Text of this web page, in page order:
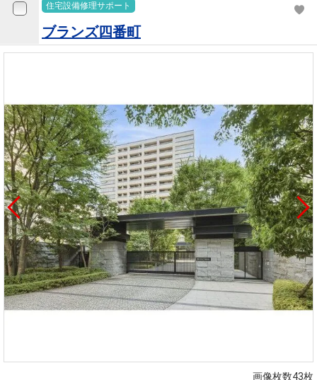
住宅設備修理サポート
ブランズ四番町
画像枚数43枚